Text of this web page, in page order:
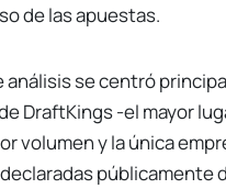
de las apuestas.
análisis se centró
DraftKings -el mayor
volumen y la única
públicamente